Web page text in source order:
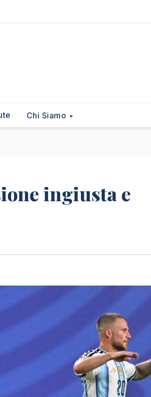
Chi Siamo
ingiusta e